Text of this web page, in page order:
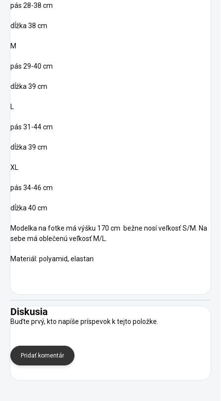
pás 28-38 cm
dĺžka 38 cm
M
pás 29-40 cm
dĺžka 39 cm
L
pás 31-44 cm
dĺžka 39 cm
XL
pás 34-46 cm
dĺžka 40 cm
Modelka na fotke má výšku 170 cm bežne nosí veľkosť S/M. Na
sebe má oblečenú veľkosť M/L.
Materiál: polyamid, elastan
Diskusia
Buďte prvý, kto napíše príspevok k tejto položke.
Pridať komentár